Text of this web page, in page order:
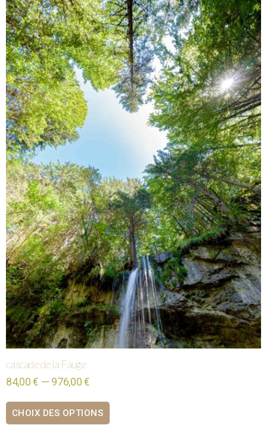
cascade de la Fauge
84,00 € — 976,00 €
CHOIX DES OPTIONS